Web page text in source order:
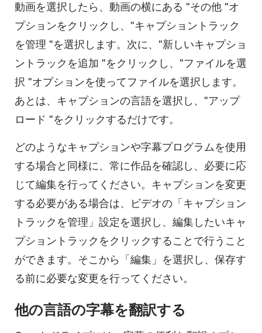
動画を選択したら、動画の横にある "その他 "オ
プションをクリックし、"キャプショントラック
を管理 "を選択します。次に、"新しいキャプショ
ントラックを追加 "をクリックし、"ファイルを選
択 "オプションを使ってファイルを選択します。
あとは、キャプションの言語を選択し、"アップ
ロード "をクリックするだけです。
どのようなキャプションや字幕プログラムを使用
する場合と同様に、常に作品を確認し、必要に応
じて編集を行ってください。キャプションを変更
する必要がある場合は、ビデオの「キャプション
トラックを管理」設定を選択し、編集したいキャ
プショントラックをクリックすることで行うこと
ができます。そこから「編集」を選択し、保存す
る前に必要な変更を行ってください。
他の言語の字幕を翻訳する